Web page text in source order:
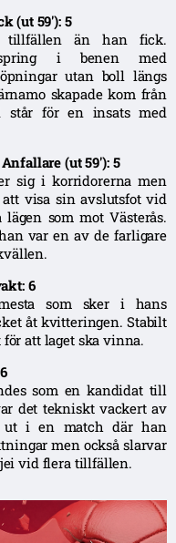
(ut 59′): 5
tillfällen än han fick.
i benen med
utan boll längs
skapade kom från
står för en insats med
(ut 59′): 5
sig i korridorerna men
visa sin avslutsfot vid
som mot Västerås.
var en av de farligare
6
som sker i hans
åt kvitteringen. Stabilt
att laget ska vinna.
som en kandidat till
det tekniskt vackert av
ut i en match där han
men också slarvar
vid flera tillfällen.